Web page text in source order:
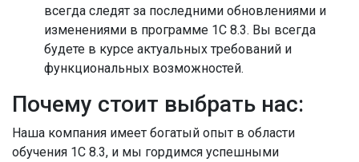
всегда следят за последними обновлениями и
изменениями в программе 1С 8.3. Вы всегда
будете в курсе актуальных требований и
функциональных возможностей.
Почему стоит выбрать нас:
Наша компания имеет богатый опыт в области
обучения 1С 8.3, и мы гордимся успешными